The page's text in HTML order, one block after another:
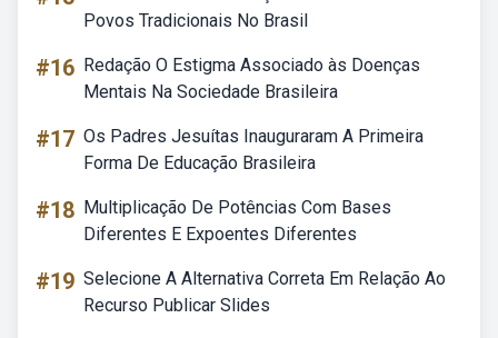
Povos Tradicionais No Brasil
#16 Redação O Estigma Associado às Doenças
Mentais Na Sociedade Brasileira
#17 Os Padres Jesuítas Inauguraram A Primeira
Forma De Educação Brasileira
#18 Multiplicação De Potências Com Bases
Diferentes E Expoentes Diferentes
#19 Selecione A Alternativa Correta Em Relação Ao
Recurso Publicar Slides